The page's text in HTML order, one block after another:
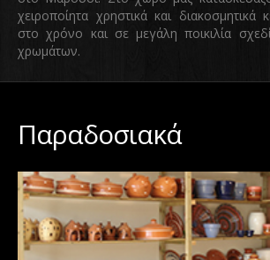
χειροποίητα χρηστικά και διακοσμητικά
στο χρόνο και σε μεγάλη ποικιλία
χρωμάτων.
Παραδοσιακά